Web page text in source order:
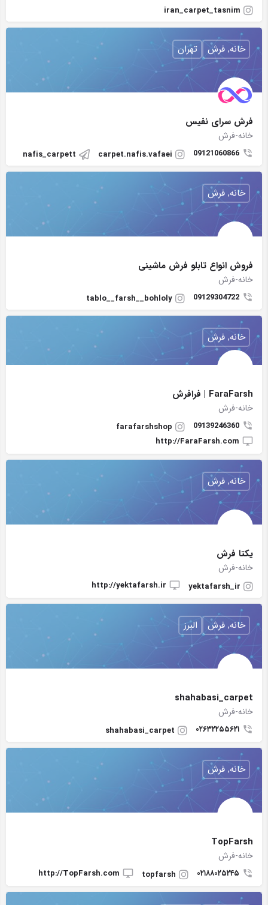
iran_carpet_tasnim
فرش سرای نفیس
خانه-فرش
09121060866
carpet.nafis.vafaei
nafis_carpett
خانه, فرش تهران
فروش انواع تابلو فرش ماشینی
خانه-فرش
09129304722
tablo__farsh__bohloly
خانه, فرش
FaraFarsh | فرافرش
خانه-فرش
09139246360
farafarshshop
http://FaraFarsh.com
خانه, فرش
یکتا فرش
خانه-فرش
yektafarsh_ir
http://yektafarsh.ir
خانه, فرش
shahabasi_carpet
خانه-فرش
۰٢۶٣٢٢۵۵۶٢١ shahabasi_carpet
خانه, فرش البرز
TopFarsh
خانه-فرش
٠٢١٨٨٠٢۵٢۴۵ topfarsh
http://TopFarsh.com
خانه, فرش